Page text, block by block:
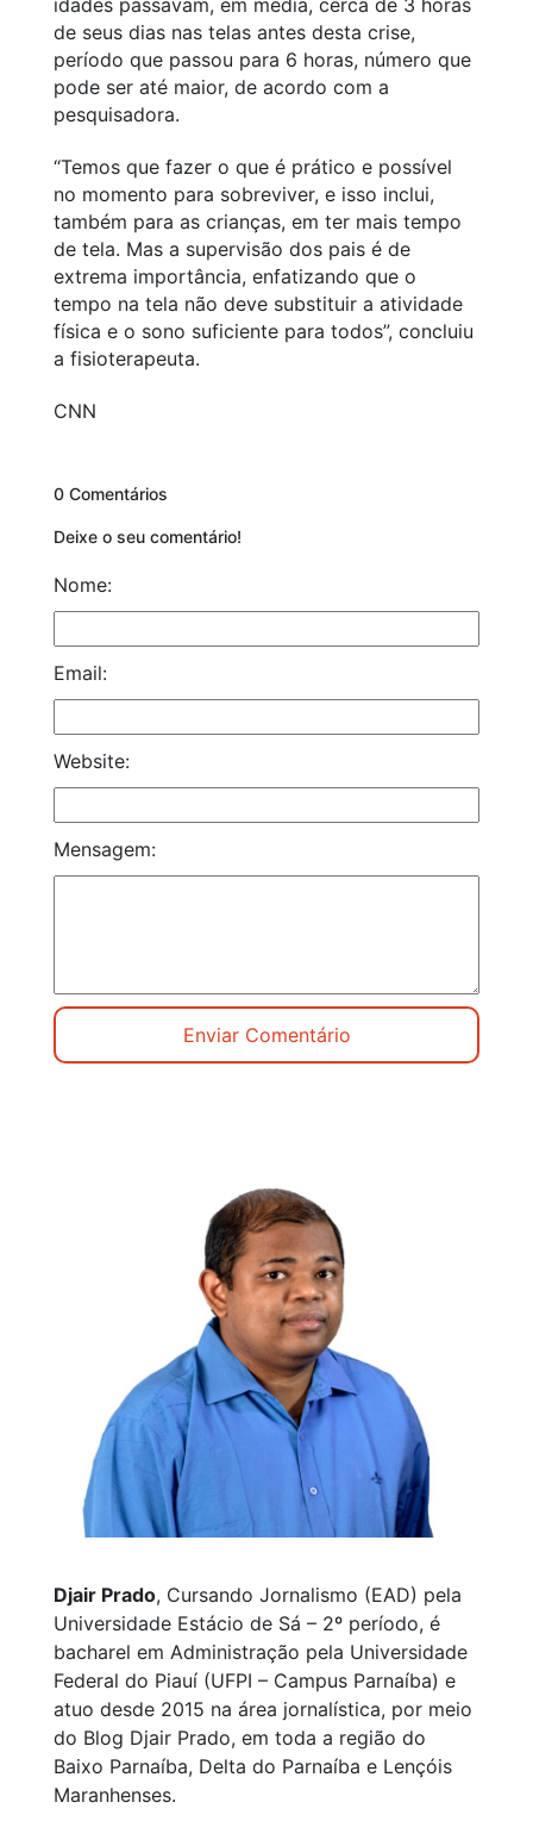
de seus dias nas telas antes desta crise,
período que passou para 6 horas, número que
pode ser até maior, de acordo com a
pesquisadora.
“Temos que fazer o que é prático e possível
no momento para sobreviver, e isso inclui,
também para as crianças, em ter mais tempo
de tela. Mas a supervisão dos pais é de
extrema importância, enfatizando que o
tempo na tela não deve substituir a atividade
física e o sono suficiente para todos”, concluiu
a fisioterapeuta.
CNN
0 Comentários
Deixe o seu comentário!
Nome:
Email:
Website:
Mensagem:
Djair Prado, Cursando Jornalismo (EAD) pela
Universidade Estácio de Sá – 2º período, é
bacharel em Administração pela Universidade
Federal do Piauí (UFPI – Campus Parnaíba) e
atuo desde 2015 na área jornalística, por meio
do Blog Djair Prado, em toda a região do
Baixo Parnaíba, Delta do Parnaíba e Lençóis
Maranhenses.